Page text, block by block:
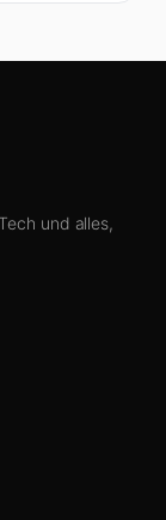
und alles,